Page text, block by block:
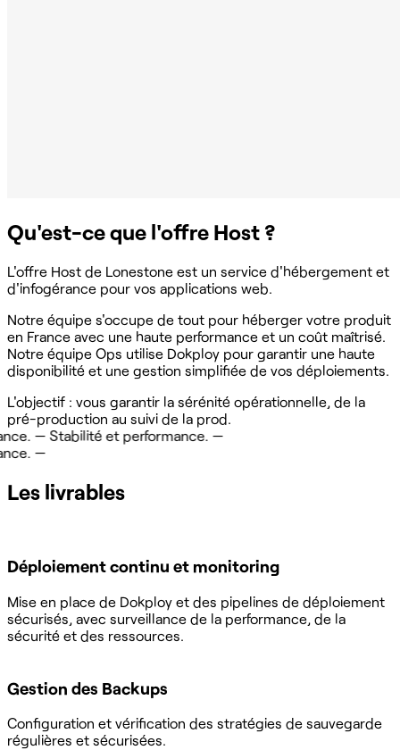
Qu'est-ce que l'offre Host ?
L'offre Host de Lonestone est un service d'hébergement et
d'infogérance pour vos applications web.
Notre équipe s'occupe de tout pour héberger votre produit
en France avec une haute performance et un coût maîtrisé.
Notre équipe Ops utilise Dokploy pour garantir une haute
disponibilité et une gestion simplifiée de vos déploiements.
L'objectif : vous garantir la sérénité opérationnelle, de la
pré-production au suivi de la prod.
Stabilité et performance. —
Les livrables
Déploiement continu et monitoring
Mise en place de Dokploy et des pipelines de déploiement
sécurisés, avec surveillance de la performance, de la
sécurité et des ressources.
Gestion des Backups
Configuration et vérification des stratégies de sauvegarde
régulières et sécurisées.